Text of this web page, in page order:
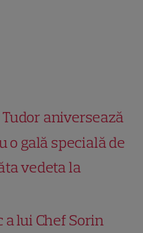
aniversează
o gală specială de
vedeta la
a lui Chef Sorin